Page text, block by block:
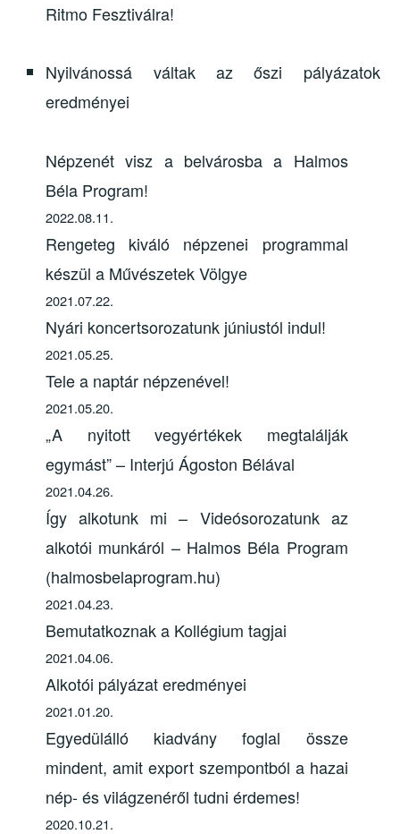
Ritmo Fesztiválra!
Nyilvánossá váltak az őszi pályázatok
eredményei
Népzenét visz a belvárosba a Halmos
Béla Program!
2022.08.11.
Rengeteg kiváló népzenei programmal
készül a Művészetek Völgye
2021.07.22.
Nyári koncertsorozatunk júniustól indul!
2021.05.25.
Tele a naptár népzenével!
2021.05.20.
„A nyitott vegyértékek megtalálják
egymást” – Interjú Ágoston Bélával
2021.04.26.
Így alkotunk mi – Videósorozatunk az
alkotói munkáról – Halmos Béla Program
(halmosbelaprogram.hu)
2021.04.23.
Bemutatkoznak a Kollégium tagjai
2021.04.06.
Alkotói pályázat eredményei
2021.01.20.
Egyedülálló kiadvány foglal össze
mindent, amit export szempontból a hazai
nép- és világzenéről tudni érdemes!
2020.10.21.